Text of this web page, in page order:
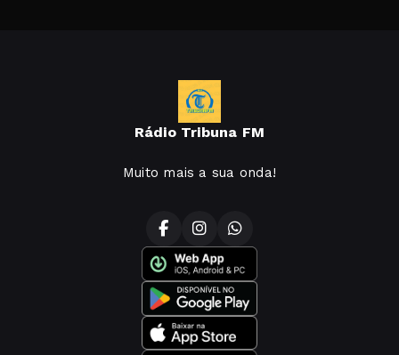
Rádio Tribuna FM
Muito mais a sua onda!